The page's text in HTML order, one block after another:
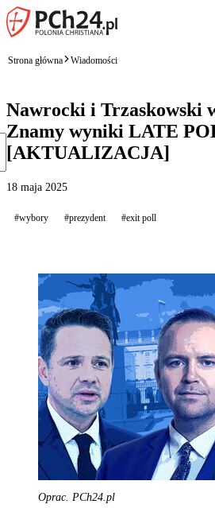
Strona główna Wiadomości
Nawrocki i Trzaskowski
Znamy wyniki LATE
[AKTUALIZACJA]
18 maja 2025
#wybory #prezydent #exit poll
Oprac. PCh24.pl